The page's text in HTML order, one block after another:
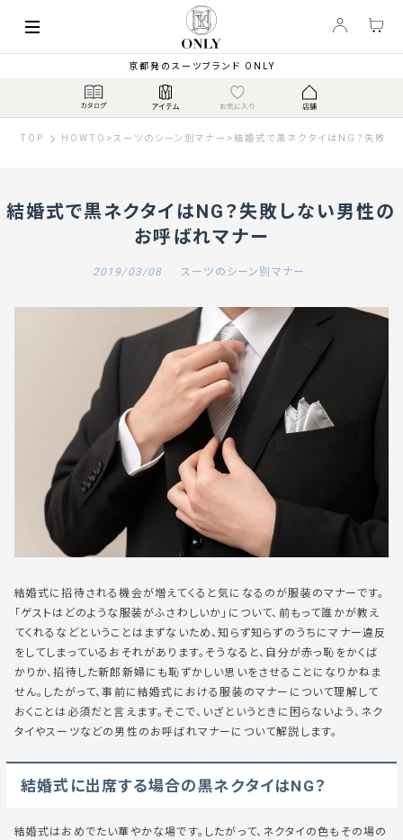
京都発のスーツブランド ONLY
TOP HOWTO >スーツのシーン別マナー >結婚式で黒ネクタイはNG？失敗し
結婚式で黒ネクタイはNG？失敗しない男性の
お呼ばれマナー
2019/03/08 スーツのシーン別マナー
結婚式に招待される機会が増えてくると気になるのが服装のマナーです。
「ゲストはどのような服装がふさわしいか」について、前もって誰かが教え
てくれるなどということはまずないため、知らず知らずのうちにマナー違反
をしてしまっているおそれがあります。そうなると、自分が赤っ恥をかくば
かりか、招待した新郎新婦にも恥ずかしい思いをさせることになりかねま
せん。したがって、事前に結婚式における服装のマナーについて理解して
おくことは必須だと言えます。そこで、いざというときに困らないよう、ネク
タイやスーツなどの男性のお呼ばれマナーについて解説します。
結婚式に出席する場合の黒ネクタイはNG？
結婚式はおめでたい華やかな場です。したがって、ネクタイの色もその場の